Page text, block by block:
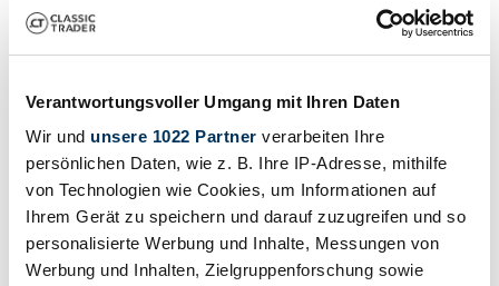
Verantwortungsvoller Umgang mit Ihren Daten
Wir und unsere 1022 Partner verarbeiten Ihre
persönlichen Daten, wie z. B. Ihre IP-Adresse, mithilfe
von Technologien wie Cookies, um Informationen auf
Ihrem Gerät zu speichern und darauf zuzugreifen und so
personalisierte Werbung und Inhalte, Messungen von
Werbung und Inhalten, Zielgruppenforschung sowie
Dealer
Expired listing